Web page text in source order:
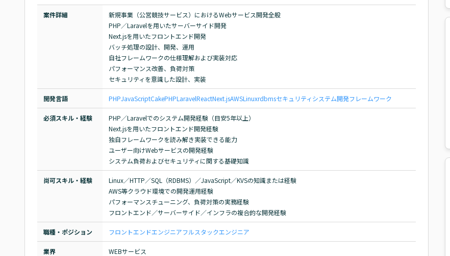
案件詳細
新規事業（公営競技サービス）におけるWebサービス開発全般
PHP／Laravelを用いたサーバーサイド開発
Next.jsを用いたフロントエンド開発
バッチ処理の設計、開発、運用
自社フレームワークの仕様理解および実装対応
パフォーマンス改善、負荷対策
セキュリティを意識した設計、実装
開発言語 PHPJavaScriptCakePHPLaravelReactNext.jsAWSLinuxrdbmsセキュリティシステム開発フレームワーク
必須スキル・経験
PHP／Laravelでのシステム開発経験（目安5年以上）
Next.jsを用いたフロントエンド開発経験
独自フレームワークを読み解き実装できる能力
ユーザー向けWebサービスの開発経験
システム負荷およびセキュリティに関する基礎知識
尚可スキル・経験
Linux／HTTP／SQL（RDBMS）／JavaScript／KVSの知識または経験
AWS等クラウド環境での開発運用経験
パフォーマンスチューニング、負荷対策の実務経験
フロントエンド／サーバーサイド／インフラの複合的な開発経験
職種・ポジション フロントエンドエンジニアフルスタックエンジニア
業界 WEBサービス